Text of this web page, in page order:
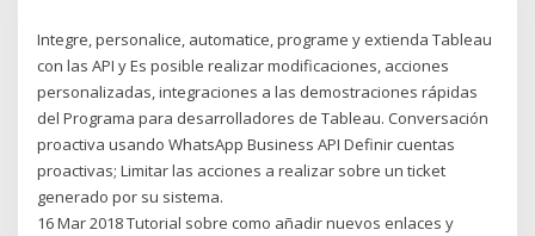
Integre, personalice, automatice, programe y extienda Tableau
con las API y Es posible realizar modificaciones, acciones
personalizadas, integraciones a las demostraciones rápidas
del Programa para desarrolladores de Tableau. Conversación
proactiva usando WhatsApp Business API Definir cuentas
proactivas; Limitar las acciones a realizar sobre un ticket
generado por su sistema.
16 Mar 2018 Tutorial sobre como añadir nuevos enlaces y